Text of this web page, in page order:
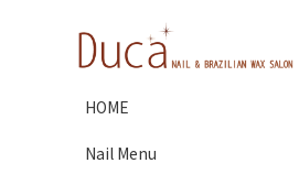
HOME
Nail Menu